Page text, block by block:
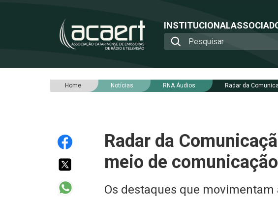
INSTITUCIONAL
Home Notícias RNA Áudios Radar da
Radar da
meio de
Os destaques que